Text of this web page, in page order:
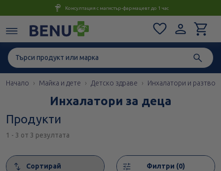
Консултация с магистър-фармацевт до 1 час
Начало Майка и дете Детско здраве Инхалатори и
Инхалатори за деца
Продукти
1 - 3 от 3 резултата
Сортирай
Филтри (0)